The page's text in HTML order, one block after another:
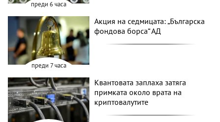
преди 6 часа
преди 7 часа
Акция на седмицата: „Българска
фондова борса“ АД
Квантовата заплаха затяга
примката около врата на
криптовалутите